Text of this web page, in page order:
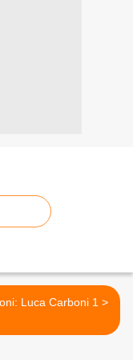
Citazioni: Luca Carboni 1 >